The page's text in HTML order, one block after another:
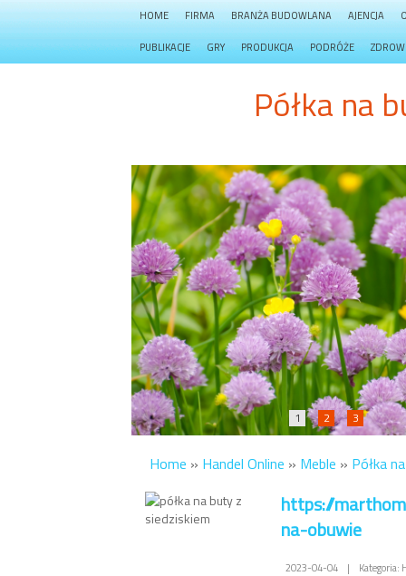
HOME FIRMA BRANŻA BUDOWLANA AJENCJA
PUBLIKACJE GRY PRODUKCJA PODRÓŻE
Półka na
1 2 3
Home » Handel Online » Meble » Półka
https://
na-obuwie
2023-04-04 |